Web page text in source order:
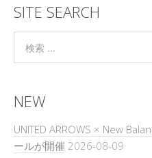
SITE SEARCH
NEW
UNITED ARROWS × New
ールが開催 2026-08-09